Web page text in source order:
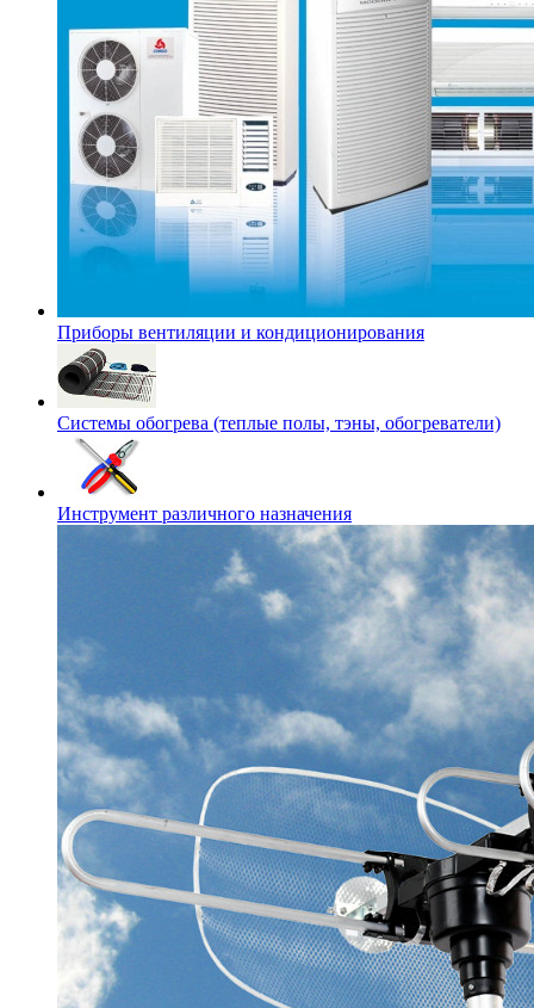
Приборы вентиляции и кондиционирования
Системы обогрева (теплые полы, тэны, обогреватели)
Инструмент различного назначения